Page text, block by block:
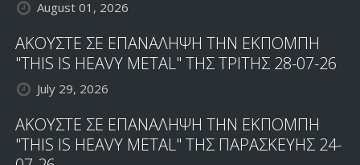
August 01, 2026
ΑΚΟΥΣΤΕ ΣΕ ΕΠΑΝΑΛΗΨΗ ΤΗΝ ΕΚΠΟΜΠΗ
"THIS IS HEAVY METAL" ΤΗΣ ΤΡΙΤΗΣ 28-07-26
July 29, 2026
ΑΚΟΥΣΤΕ ΣΕ ΕΠΑΝΑΛΗΨΗ ΤΗΝ ΕΚΠΟΜΠΗ
"THIS IS HEAVY METAL" ΤΗΣ ΠΑΡΑΣΚΕΥΗΣ 24-